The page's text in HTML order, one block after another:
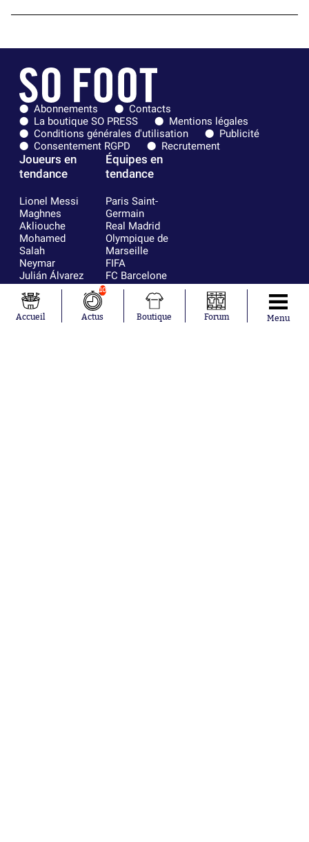
Abonnements
Contacts
La boutique SO PRESS
Mentions légales
Conditions générales d'utilisation
Publicité
Consentement RGPD
Recrutement
Joueurs en
tendance
Lionel Messi
Maghnes
Akliouche
Mohamed
Salah
Neymar
Julián Álvarez
Ferrán Torres
Kilian Corredor
Franco
Mastantuono
Équipes en
tendance
Paris Saint-
Germain
Real Madrid
Olympique de
Marseille
FIFA
FC Barcelone
Argentine
Olympique
lyonnais
AS Monaco
Accueil
10
Actus Boutique Forum Menu